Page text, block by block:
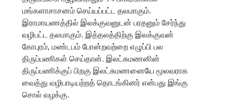
மங்களாசாசனம் செய்யப்பட்ட தலமாகும்.
இராமாயணத்தில் இலக்குவனுடன் பரதனும் சேர்ந்து
வழிபட்ட தலமாகும். இத்தலத்திற்கு இலக்குவன்
கோபுரம், மண்டபம் போன்றவற்றை எழுப்பி பல
திருப்பணிகள் செய்தான். இலட்சுமணனின்
திருப்பணிக்குப் பிறகு இலட்சுமணனையே மூலவராக
வைத்து வழிபாடியற்றத் தொடங்கினர் என்பது இங்கு
சொல் வழக்கு.